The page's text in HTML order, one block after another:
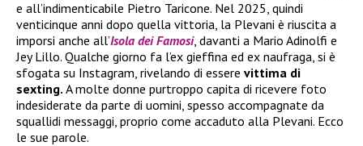
e all’indimenticabile Pietro Taricone. Nel 2025, quindi
venticinque anni dopo quella vittoria, la Plevani è riuscita a
imporsi anche all’Isola dei Famosi, davanti a Mario Adinolfi e
Jey Lillo. Qualche giorno fa l’ex gieffina ed ex naufraga, si è
sfogata su Instagram, rivelando di essere vittima di
sexting. A molte donne purtroppo capita di ricevere foto
indesiderate da parte di uomini, spesso accompagnate da
squallidi messaggi, proprio come accaduto alla Plevani. Ecco
le sue parole.